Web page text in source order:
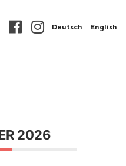
Deutsch English
2026